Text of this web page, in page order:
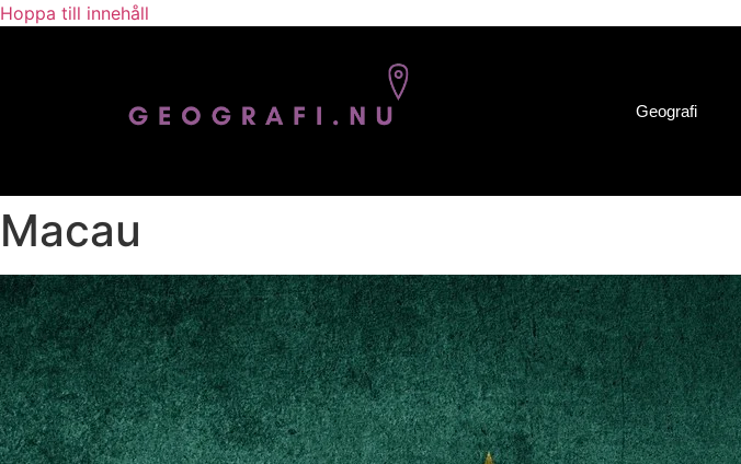
Hoppa till innehåll
Geografi
Macau